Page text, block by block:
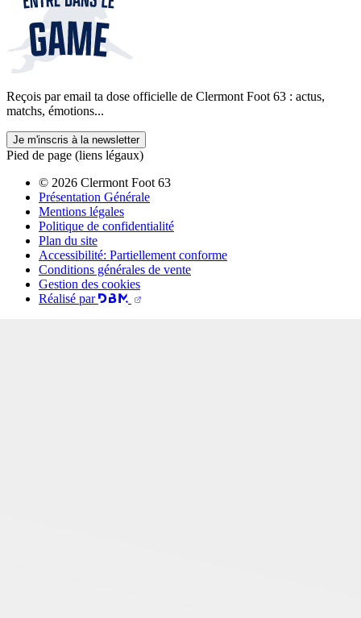
Reçois par email ta dose officielle de Clermont Foot 63 : actus,
matchs, émotions...
Je m'inscris à la newsletter
Pied de page (liens légaux)
© 2026 Clermont Foot 63
Présentation Générale
Mentions légales
Politique de confidentialité
Plan du site
Accessibilité: Partiellement conforme
Conditions générales de vente
Gestion des cookies
Réalisé par